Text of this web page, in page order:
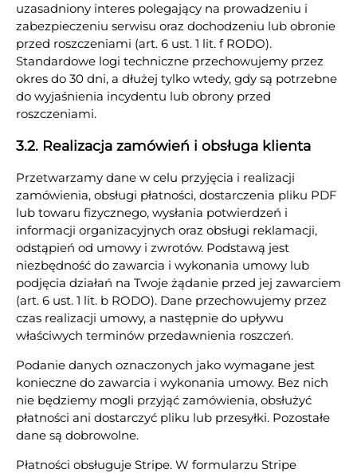
uzasadniony interes polegający na prowadzeniu i
zabezpieczeniu serwisu oraz dochodzeniu lub obronie
przed roszczeniami (art. 6 ust. 1 lit. f RODO).
Standardowe logi techniczne przechowujemy przez
okres do 30 dni, a dłużej tylko wtedy, gdy są potrzebne
do wyjaśnienia incydentu lub obrony przed
roszczeniami.
3.2. Realizacja zamówień i obsługa klienta
Przetwarzamy dane w celu przyjęcia i realizacji
zamówienia, obsługi płatności, dostarczenia pliku PDF
lub towaru fizycznego, wysłania potwierdzeń i
informacji organizacyjnych oraz obsługi reklamacji,
odstąpień od umowy i zwrotów. Podstawą jest
niezbędność do zawarcia i wykonania umowy lub
podjęcia działań na Twoje żądanie przed jej zawarciem
(art. 6 ust. 1 lit. b RODO). Dane przechowujemy przez
czas realizacji umowy, a następnie do upływu
właściwych terminów przedawnienia roszczeń.
Podanie danych oznaczonych jako wymagane jest
konieczne do zawarcia i wykonania umowy. Bez nich
nie będziemy mogli przyjąć zamówienia, obsłużyć
płatności ani dostarczyć pliku lub przesyłki. Pozostałe
dane są dobrowolne.
Płatności obsługuje Stripe. W formularzu Stripe